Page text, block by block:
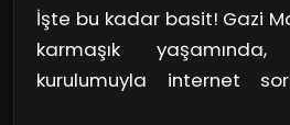
internetinizi aktif hale
niteliğinde!
internet bağlantınız
yeniden başlatmak hiçbir
değildir.
İşte bu kadar basit! Gazi
karmaşık
kurulumuyla internet